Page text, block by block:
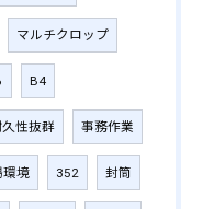
マルチクロップ
B4
久性抜群 事務作業
環境 352 封筒